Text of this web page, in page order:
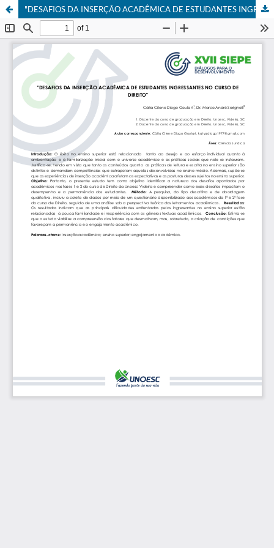
"DESAFIOS DA INSERÇÃO ACADÊMICA DE ESTUDANTES INGRESSANTES NO CURSO DE DIREITO"